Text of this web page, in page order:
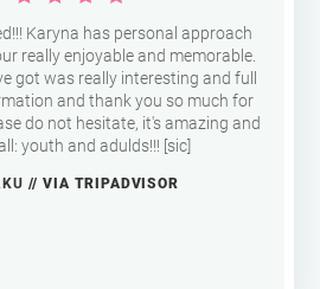
Karyna has personal approach
really enjoyable and memorable.
got was really interesting and full
and thank you so much for
do not hesitate, it's amazing and
youth and adulds!!! [sic]
// VIA TRIPADVISOR